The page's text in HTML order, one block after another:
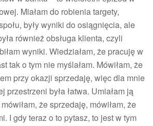
Miałam do robienia targety,
były wyniki do osiągnięcia, ale
również obsługa klienta, czyli
wyniki. Wiedziałam, że pracuję w
tak o tym nie myślałam. Mówiłam, że
przy okazji sprzedaję, więc dla mnie
przestrzeni była łatwa. Umiałam ją
że sprzedaję, mówiłam, że
I gdy teraz o to pytasz, to jest w tym